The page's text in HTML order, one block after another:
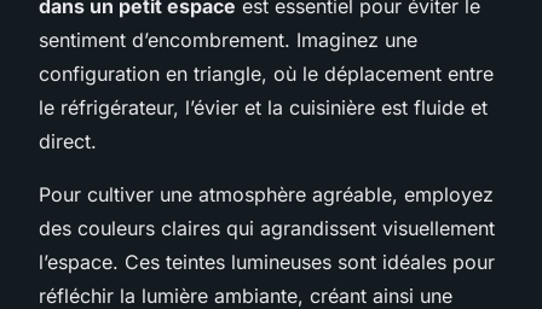
dans un petit espace est essentiel pour éviter le
sentiment d’encombrement. Imaginez une
configuration en triangle, où le déplacement entre
le réfrigérateur, l’évier et la cuisinière est fluide et
direct.
Pour cultiver une atmosphère agréable, employez
des couleurs claires qui agrandissent visuellement
l’espace. Ces teintes lumineuses sont idéales pour
réfléchir la lumière ambiante, créant ainsi une